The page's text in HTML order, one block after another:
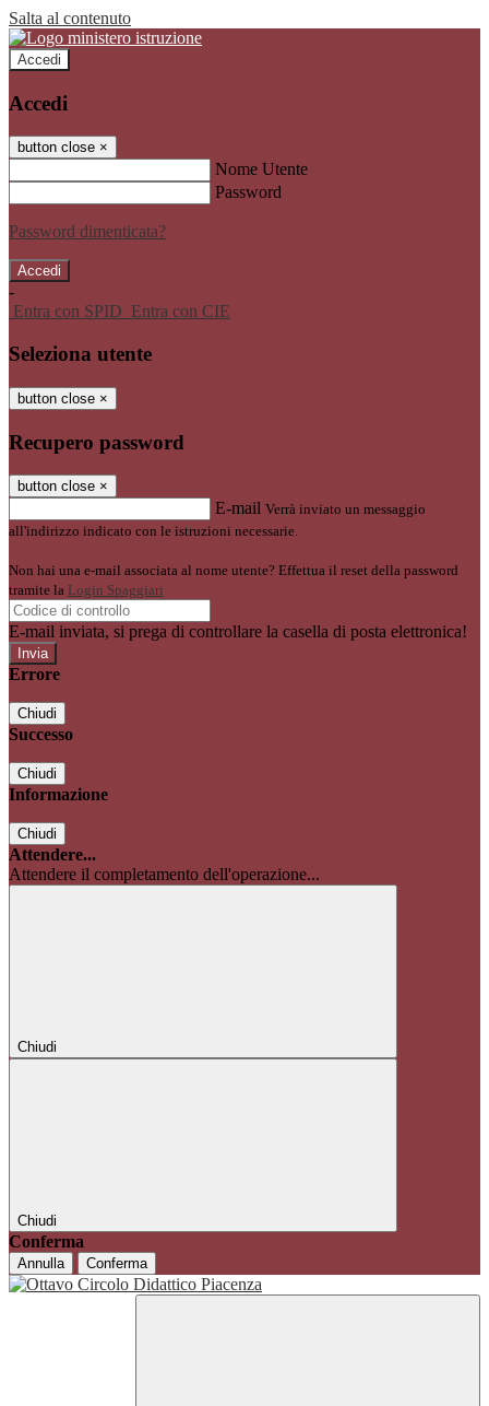
Salta al contenuto
Accedi
Accedi
button close ×
Nome Utente
Password
Password dimenticata?
-
Entra con SPID Entra con CIE
Seleziona utente
button close ×
Recupero password
button close ×
E-mail Verrà inviato un messaggio
all'indirizzo indicato con le istruzioni necessarie.
Non hai una e-mail associata al nome utente? Effettua il reset della password
tramite la Login Spaggiari
E-mail inviata, si prega di controllare la casella di posta elettronica!
Errore
Chiudi
Successo
Chiudi
Informazione
Chiudi
Attendere...
Attendere il completamento dell'operazione...
Chiudi
Chiudi
Conferma
Annulla Conferma